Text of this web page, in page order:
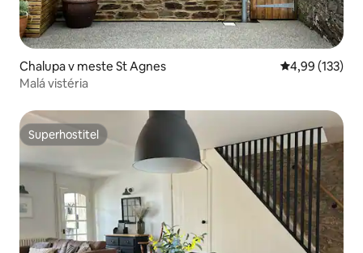
Chalupa v meste St Agnes Priemerné
4,99 (133)
Malá vistéria
Superhostiteľ
Superhostiteľ